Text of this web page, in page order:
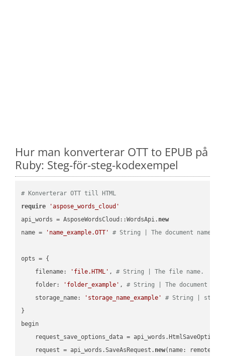
Hur man konverterar OTT to EPUB på
Ruby: Steg-för-steg-kodexempel
# Konverterar OTT till HTML
require
'aspose_words_cloud'
api_words = AsposeWordsCloud::WordsApi. new
name =
'name_example.OTT' # String | The document name.
opts = {
    filename:
'file.HTML' , # String | The file name.
    folder:
'folder_example' , # String | The document
    storage_name:
'storage_name_example'
# String |
}
begin
request_save_options_data =
    request = api_words.SaveAsRequest.
new(name: